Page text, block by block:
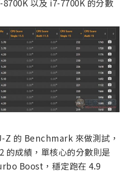
以及 i7-7700K 的分數
Z 的 Benchmark 來做測試，
的成績，單核心的分數則是
Boost，穩定跑在 4.9